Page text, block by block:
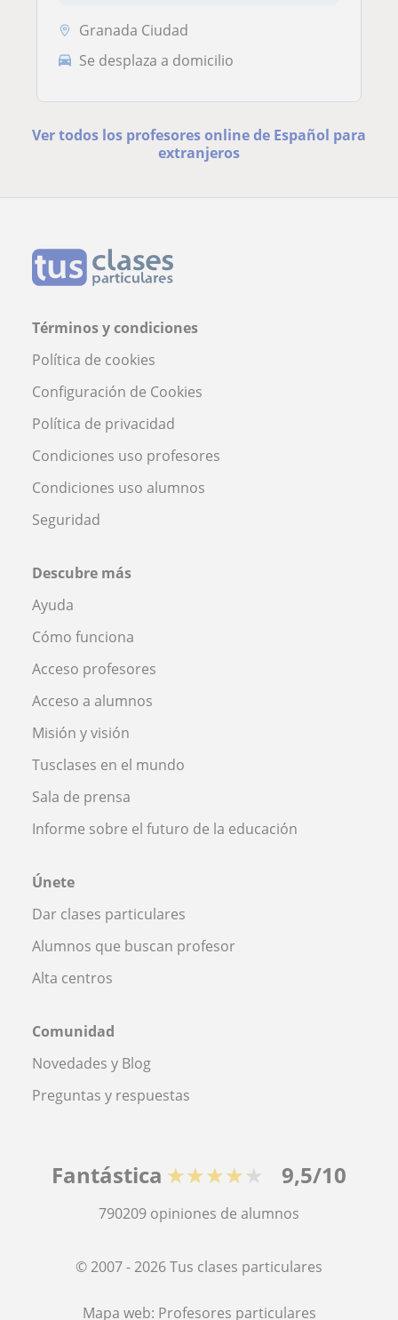
Granada Ciudad
Se desplaza a domicilio
Ver todos los profesores online de Español para
extranjeros
Términos y condiciones
Política de cookies
Configuración de Cookies
Política de privacidad
Condiciones uso profesores
Condiciones uso alumnos
Seguridad
Descubre más
Ayuda
Cómo funciona
Acceso profesores
Acceso a alumnos
Misión y visión
Tusclases en el mundo
Sala de prensa
Informe sobre el futuro de la educación
Únete
Dar clases particulares
Alumnos que buscan profesor
Alta centros
Comunidad
Novedades y Blog
Preguntas y respuestas
Fantástica ★★★★★ 9,5/10
790209 opiniones de alumnos
© 2007 - 2026 Tus clases particulares
Mapa web: Profesores particulares